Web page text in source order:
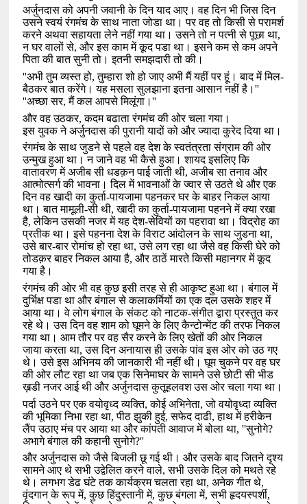
अर्जुनदास को अपनी जवानी के दिन याद आए। वह दिन भी जिस दिन
उसने स्वयं रंगमंच के साथ नाता जोडा था। पर वह तो किसी से परामर्श
करने अथवा सहायता लेने नहीं गया था। उसने तो न पत्नी से पूछा था,
न घर वालों से, और इस काम में कूद पडा था। इसने कम से कम अपने
पिता की बात सुनी तो। इतनी समझदारी तो की।
''अभी तुम व्यस्त हो, तुम्हारा शो हो जाए अभी मैं यहीं पर हूं। बाद में मिल-
बैठकर बात करेंगे। यह मसला सुलझाना इतना आसान नहीं है।''
''अच्छा सर, मैं कल आपसे मिलूंगा।''
और वह उठकर, कदम बढाता रंगमंच की ओर चला गया।
इस युवक ने अर्जुनदास की पुरानी यादों को और ज्यादा कुरेद दिया था।
रंगमंच के साथ जुडने से पहले वह देश के स्वतंत्रता संग्राम की ओर
उन्मुख हुआ था। न जाने वह भी कैसे हुआ। शायद इसलिए कि
वातावरण में अजीब सी धडक़न पाई जाती थी, अजीब सा तनाव और
आत्मोत्सर्ग की भावना। दिल में भावनाओं के ज्वार से उठते थे और एक
दिन वह खादी का कुर्ता-पायजामा पहनकर घर के बाहर निकल आया
था। बात मामूली-सी थी, खादी का कुर्ता-पायजामा पहनने में क्या रखा
है, लेकिन उसकी नजर में यह देश-सेवियों का पहरावा था। विद्रोह का
प्रतीक था। इसे पहनना देश के विराट आंदोलन के साथ जुडना था,
उसे बार-बार रोमांच हो रहा था, उसे लग रहा था जैसे वह किसी घेरे को
तोडक़र बाहर निकल आया है, और ठाठें मारते किसी महानगर में कूद
गया है।
रंगमंच की ओर भी वह कुछ इसी तरह से ही आकृष्ट हुआ था। बंगाल में
दुर्भिक्ष पडा था और बंगाल से कलाकर्मियों का एक दल उसके शहर में
आया था। वे लोग बंगाल के संकट को नाटक-संगीत द्वारा प्रस्तुत कर
रहे थे। उस दिन वह शाम को घूमने के लिए कैन्टोन्मेंट की तरफ निकल
गया था। आम तौर पर वह सैर करने के लिए खेतों की ओर निकल
जाया करता था, उस दिन अनायास ही उसके पांव इस ओर को उठ गए
थे। उसे इस अभिनय की जानकारी भी नहीं थी। घूम चुकने पर वह घर
की ओर लौट रहा था जब एक सिनेमाघर के सामने उसे छोटी सी भीड
ख़डी नजर आई थी और अर्जुनदास कुतूहलवश उस ओर चला गया था।
पर्दा उठने पर एक वयोवृध्द व्यक्ति, कोई अभिनेता, जो वयोवृध्दा व्यक्ति
की भूमिका निभा रहा था, पीठ झुकी हुई, सफेद दाढी, हाथ में हरीकेन
लैंप उठाए मंच पर आया था और कांपती आवाज में बोला था, ''सुनोगे?
अभागे बंगाल की कहानी सुनोगे?''
और अर्जुनदास को जैसे बिजली छू गई थी। और उसके बाद जितने दृश्य
सामने आए थे सभी उद्वेलित करने वाले, सभी उसके दिल को मथते रहे
थे। लगभग डेढ घंटे तक कार्यक्रम चलता रहा था, अनेक गीत थे,
वृंदगान के रूप में, कुछ हिंदुस्तानी में, कुछ बंगला में, सभी हृदयस्पर्शी,